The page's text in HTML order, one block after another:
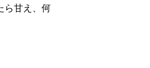
ら甘え、何